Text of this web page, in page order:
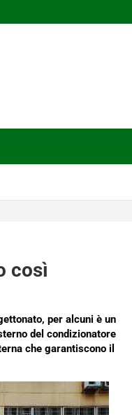
così
per alcuni è un
del condizionatore
che garantiscono il